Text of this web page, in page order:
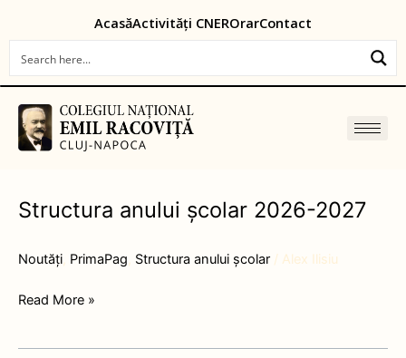
content
AcasăActivități CNEROrarContact
Structura anului școlar 2026-2027
Noutăți, PrimaPag, Structura anului școlar / Alex Ilisiu
Structura
școlar
2027
Read More »